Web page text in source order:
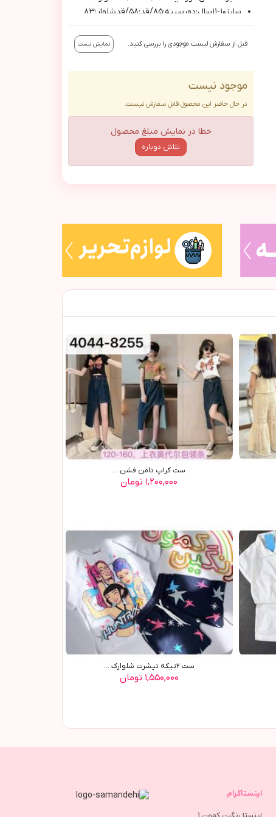
سايز١٠-١١سال:دورسينه:٨٥/قد:٥٨/قدشلوار:٨٣
سايز١٢-١٣سال:دورسينه:٩٤/قد:٦٢/قدشلوار:٩٠
سايز١٤-١٥سال:دورسينه:٩٨/قد:٦٣/قدشلوار:٩٥
قبل از سفارش لیست موجودی را بررسی کنید. نمایش لیست
موجود نیست
در حال حاضر این محصول قابل سفارش نیست.
خطا در نمایش مبلغ محصول
تلاش دوباره
ست کراپ دامن فشن ...
۱,۲۰۰,۰۰۰ تومان
ست ٢تیکه تیشرت شلوارک ...
۱,۵۵۰,۰۰۰ تومان
اینستاگرام